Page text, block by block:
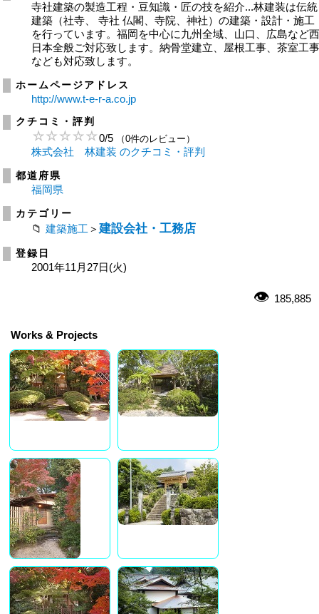
寺社建築の製造工程・豆知識・匠の技を紹介...林建装は伝統
建築（社寺、 寺社 仏閣、寺院、神社）の建築・設計・施工
を行っています。福岡を中心に九州全域、山口、広島など
日本全般ご対応致します。納骨堂建立、屋根工事、茶室工
なども対応致します。
ホームページアドレス
http://www.t-e-r-a.co.jp
クチコミ・評判
0/5 （0件のレビュー）
株式会社 林建装 のクチコミ・評判
都道府県
福岡県
カテゴリー
建築施工 ＞ 建設会社・工務店
登録日
2001年11月27日(火)
185,885
Works & Projects